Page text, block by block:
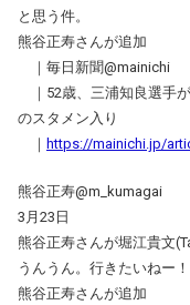
と思う件。
熊谷正寿さんが追加
｜毎日新聞@mainichi
｜52歳、三浦知良選手
のスタメン入り
｜ https://mainichi.jp/
熊谷正寿@m_kumagai
3月23日
熊谷正寿さんが堀江貴文
うんうん。行きたいねー！
熊谷正寿さんが追加